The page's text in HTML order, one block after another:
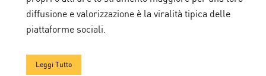
diffusione e valorizzazione è la viralità tipica delle
piattaforme sociali.
Leggi Tutto